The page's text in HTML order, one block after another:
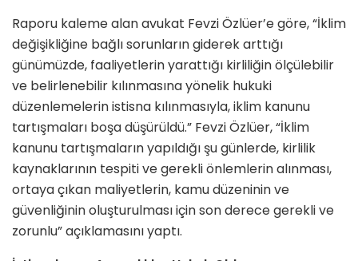
Raporu kaleme alanavukat Fevzi Özlüer’e göre, “İklim
değişikliğine bağlı sorunların giderek arttığı
günümüzde, faaliyetlerin yarattığı kirliliğin ölçülebilir
ve belirlenebilir kılınmasına yönelik hukuki
düzenlemelerin istisna kılınmasıyla, iklim kanunu
tartışmaları boşa düşürüldü.” Fevzi Özlüer, “İklim
kanunu tartışmaların yapıldığı şu günlerde, kirlilik
kaynaklarının tespiti ve gerekli önlemlerin alınması,
ortaya çıkan maliyetlerin, kamu düzeninin ve
güvenliğinin oluşturulması için son derece gerekli ve
zorunlu” açıklamasını yaptı.